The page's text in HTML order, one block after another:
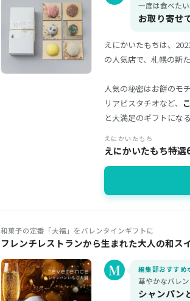
一度は食べた
お取り寄せ
えにかいたもちは、
の人気店で、札幌の新
人気の秘密はお餅のモ
リアピスタチオなど、
と大満足のギフトになる
えにかいたもち
えにかいたもち特選
和菓子の定番「大福」をバレンタインギフトに
フレンチレストランから生まれた大人の和ス
編集部おすすめ
華やかなバレ
シャンパン